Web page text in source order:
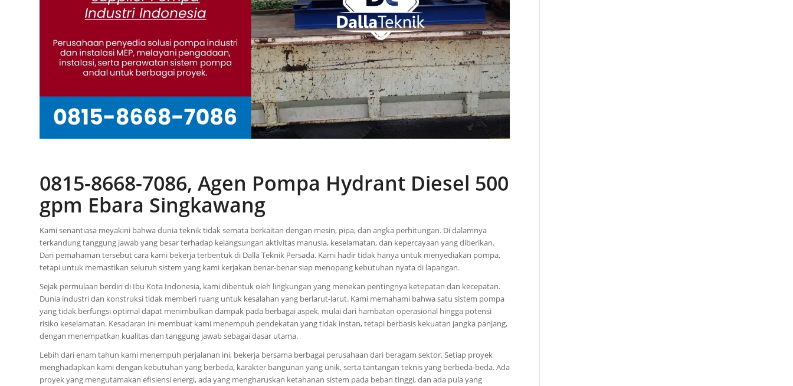
0815-8668-7086, Agen Pompa Hydrant Diesel 500
gpm Ebara Singkawang
Kami senantiasa meyakini bahwa dunia teknik tidak semata berkaitan dengan mesin, pipa, dan angka perhitungan. Di dalamnya
terkandung tanggung jawab yang besar terhadap kelangsungan aktivitas manusia, keselamatan, dan kepercayaan yang diberikan.
Dari pemahaman tersebut cara kami bekerja terbentuk di Dalla Teknik Persada. Kami hadir tidak hanya untuk menyediakan pompa,
tetapi untuk memastikan seluruh sistem yang kami kerjakan benar-benar siap menopang kebutuhan nyata di lapangan.
Sejak permulaan berdiri di Ibu Kota Indonesia, kami dibentuk oleh lingkungan yang menekan pentingnya ketepatan dan kecepatan.
Dunia industri dan konstruksi tidak memberi ruang untuk kesalahan yang berlarut-larut. Kami memahami bahwa satu sistem pompa
yang tidak berfungsi optimal dapat menimbulkan dampak pada berbagai aspek, mulai dari hambatan operasional hingga potensi
risiko keselamatan. Kesadaran ini membuat kami menempuh pendekatan yang tidak instan, tetapi berbasis kekuatan jangka panjang,
dengan menempatkan kualitas dan tanggung jawab sebagai dasar utama.
Lebih dari enam tahun kami menempuh perjalanan ini, bekerja bersama berbagai perusahaan dari beragam sektor. Setiap proyek
menghadapkan kami dengan kebutuhan yang berbeda, karakter bangunan yang unik, serta tantangan teknis yang berbeda-beda. Ada
proyek yang mengutamakan efisiensi energi, ada yang mengharuskan ketahanan sistem pada beban tinggi, dan ada pula yang